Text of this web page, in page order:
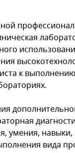
к
умения,
вида